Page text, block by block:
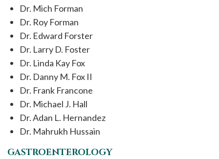
Dr. Mich Forman
Dr. Roy Forman
Dr. Edward Forster
Dr. Larry D. Foster
Dr. Linda Kay Fox
Dr. Danny M. Fox II
Dr. Frank Francone
Dr. Michael J. Hall
Dr. Adan L. Hernandez
Dr. Mahrukh Hussain
GASTROENTEROLOGY